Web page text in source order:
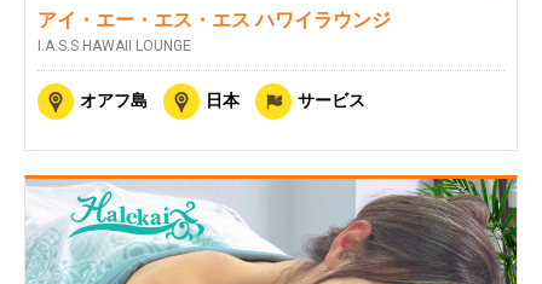
アイ・エー・エス・エス ハワイラウンジ
I.A.S.S HAWAII LOUNGE
オアフ島 日本 サービス